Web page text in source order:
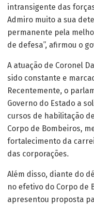
intransigente das
Admiro muito a sua
permanente pela
de defesa”, afirmou o
A atuação de Coronel
sido constante e
Recentemente, o
Governo do Estado a
cursos de habilitação
Corpo de Bombeiros,
fortalecimento da
das corporações.
Além disso, diante do
no efetivo do Corpo de
apresentou proposta